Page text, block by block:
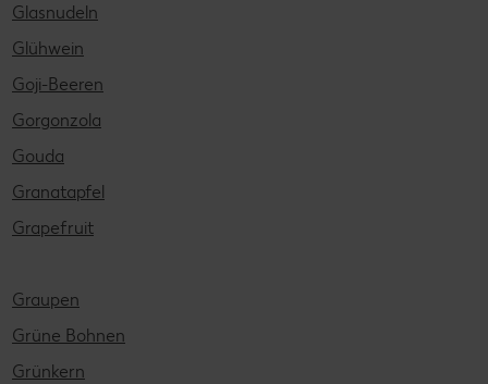
Glasnudeln
Glühwein
Goji-Beeren
Gorgonzola
Gouda
Granatapfel
Grapefruit
Graupen
Grüne Bohnen
Grünkern